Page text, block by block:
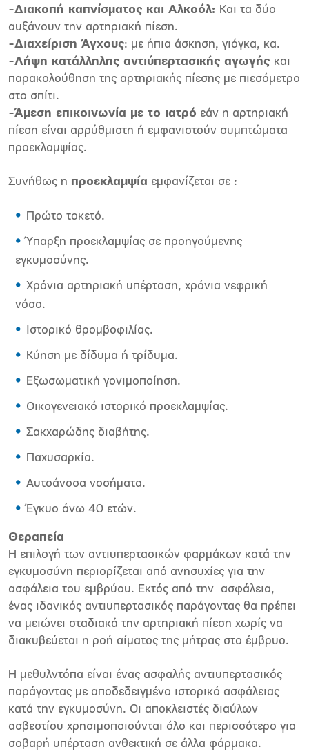
-Διακοπή καπνίσματος και Αλκοόλ: Και τα δύο
αυξάνουν την αρτηριακή πίεση.
-Διαχείριση Άγχους: με ήπια άσκηση, γιόγκα, κα.
-Λήψη κατάλληλης αντιύπερτασικής αγωγής και
παρακολούθηση της αρτηριακής πίεσης με πιεσόμετρο
στο σπίτι.
-Άμεση επικοινωνία με το ιατρό εάν η αρτηριακή
πίεση είναι αρρύθμιστη ή εμφανιστούν συμπτώματα
προεκλαμψίας.
Συνήθως η προεκλαμψία εμφανίζεται σε :
Πρώτο τοκετό.
Ύπαρξη προεκλαμψίας σε προηγούμενης
εγκυμοσύνης.
Χρόνια αρτηριακή υπέρταση, χρόνια νεφρική
νόσο.
Ιστορικό θρομβοφιλίας.
Κύηση με δίδυμα ή τρίδυμα.
Εξωσωματική γονιμοποίηση.
Οικογενειακό ιστορικό προεκλαμψίας.
Σακχαρώδης διαβήτης.
Παχυσαρκία.
Αυτοάνοσα νοσήματα.
Έγκυο άνω 40 ετών.
Θεραπεία
Η επιλογή των αντιυπερτασικών φαρμάκων κατά την
εγκυμοσύνη περιορίζεται από ανησυχίες για την
ασφάλεια του εμβρύου. Εκτός από την ασφάλεια,
ένας ιδανικός αντιυπερτασικός παράγοντας θα πρέπει
να μειώνει σταδιακά την αρτηριακή πίεση χωρίς να
διακυβεύεται η ροή αίματος της μήτρας στο έμβρυο.
Η μεθυλντόπα είναι ένας ασφαλής αντιυπερτασικός
παράγοντας με αποδεδειγμένο ιστορικό ασφάλειας
κατά την εγκυμοσύνη. Οι αποκλειστές διαύλων
ασβεστίου χρησιμοποιούνται όλο και περισσότερο για
σοβαρή υπέρταση ανθεκτική σε άλλα φάρμακα.